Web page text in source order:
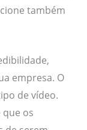
também
empresa. O
de vídeo.
que os